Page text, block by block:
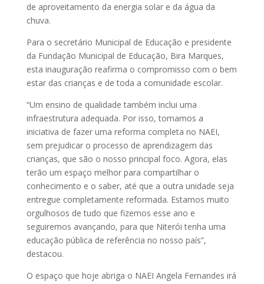
de aproveitamento da energia solar e da água da
chuva.
Para o secretário Municipal de Educação e presidente
da Fundação Municipal de Educação, Bira Marques,
esta inauguração reafirma o compromisso com o bem
estar das crianças e de toda a comunidade escolar.
“Um ensino de qualidade também inclui uma
infraestrutura adequada. Por isso, tomamos a
iniciativa de fazer uma reforma completa no NAEI,
sem prejudicar o processo de aprendizagem das
crianças, que são o nosso principal foco. Agora, elas
terão um espaço melhor para compartilhar o
conhecimento e o saber, até que a outra unidade seja
entregue completamente reformada. Estamos muito
orgulhosos de tudo que fizemos esse ano e
seguiremos avançando, para que Niterói tenha uma
educação pública de referência no nosso país”,
destacou.
O espaço que hoje abriga o NAEI Angela Fernandes irá